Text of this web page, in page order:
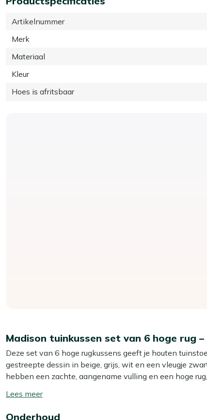
Artikelnummer
Merk
Materiaal
Kleur
Hoes is afritsbaar
Madison tuinkussen set van 6 hoge rug –
Deze set van 6 hoge rugkussens geeft je houten
gestreepte dessin in beige, grijs, wit en een vleugje
hebben een zachte, aangename vulling en een hoge
op te bergen wanneer je even klaar bent met
Toon/verberg
meer
Onderhoud